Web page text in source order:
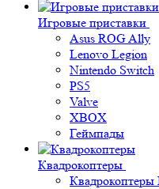
Игровые приставки
Asus ROG Ally
Lenovo Legion
Nintendo Switch
PS5
Valve
XBOX
Геймпады
Квадрокоптеры
Квадрокоптеры